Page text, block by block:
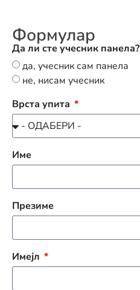
Формулар
Да ли сте учесник панела?
да, учесник сам панела
не, нисам учесник
Врста упита
Име
Презиме
Имејл